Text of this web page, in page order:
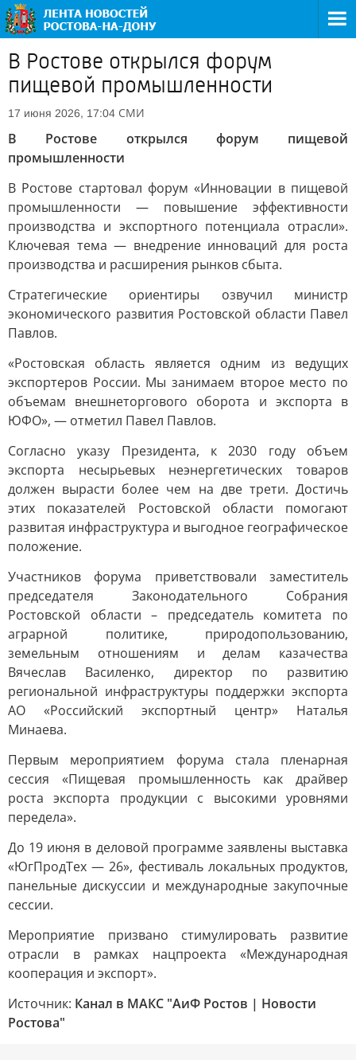
В Ростове открылся форум
пищевой промышленности
17 июня 2026, 17:04 СМИ
В Ростове открылся форум пищевой
промышленности
В Ростове стартовал форум «Инновации в пищевой
промышленности — повышение эффективности
производства и экспортного потенциала отрасли».
Ключевая тема — внедрение инноваций для роста
производства и расширения рынков сбыта.
Стратегические ориентиры озвучил министр
экономического развития Ростовской области Павел
Павлов.
«Ростовская область является одним из ведущих
экспортеров России. Мы занимаем второе место по
объемам внешнеторгового оборота и экспорта в
ЮФО», — отметил Павел Павлов.
Согласно указу Президента, к 2030 году объем
экспорта несырьевых неэнергетических товаров
должен вырасти более чем на две трети. Достичь
этих показателей Ростовской области помогают
развитая инфраструктура и выгодное географическое
положение.
Участников форума приветствовали заместитель
председателя Законодательного Собрания
Ростовской области – председатель комитета по
аграрной политике, природопользованию,
земельным отношениям и делам казачества
Вячеслав Василенко, директор по развитию
региональной инфраструктуры поддержки экспорта
АО «Российский экспортный центр» Наталья
Минаева.
Первым мероприятием форума стала пленарная
сессия «Пищевая промышленность как драйвер
роста экспорта продукции с высокими уровнями
передела».
До 19 июня в деловой программе заявлены выставка
«ЮгПродТех — 26», фестиваль локальных продуктов,
панельные дискуссии и международные закупочные
сессии.
Мероприятие призвано стимулировать развитие
отрасли в рамках нацпроекта «Международная
кооперация и экспорт».
Источник: Канал в МАКС "АиФ Ростов | Новости
Ростова"